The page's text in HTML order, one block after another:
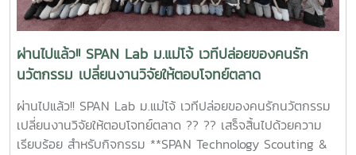
ผ่านไปแล้ว!! SPAN Lab ม.แม่โจ้ เวทีปล่อยของคนรัก
นวัตกรรม เปลี่ยนงานวิจัยให้ตอบโจทย์ตลาด
ผ่านไปแล้ว!! SPAN Lab ม.แม่โจ้ เวทีปล่อยของคนรักนวัตกรรม
เปลี่ยนงานวิจัยให้ตอบโจทย์ตลาด ?? ?? เสร็จสิ้นไปด้วยความ
เรียบร้อย สำหรับกิจกรรม **SPAN Technology Scouting &